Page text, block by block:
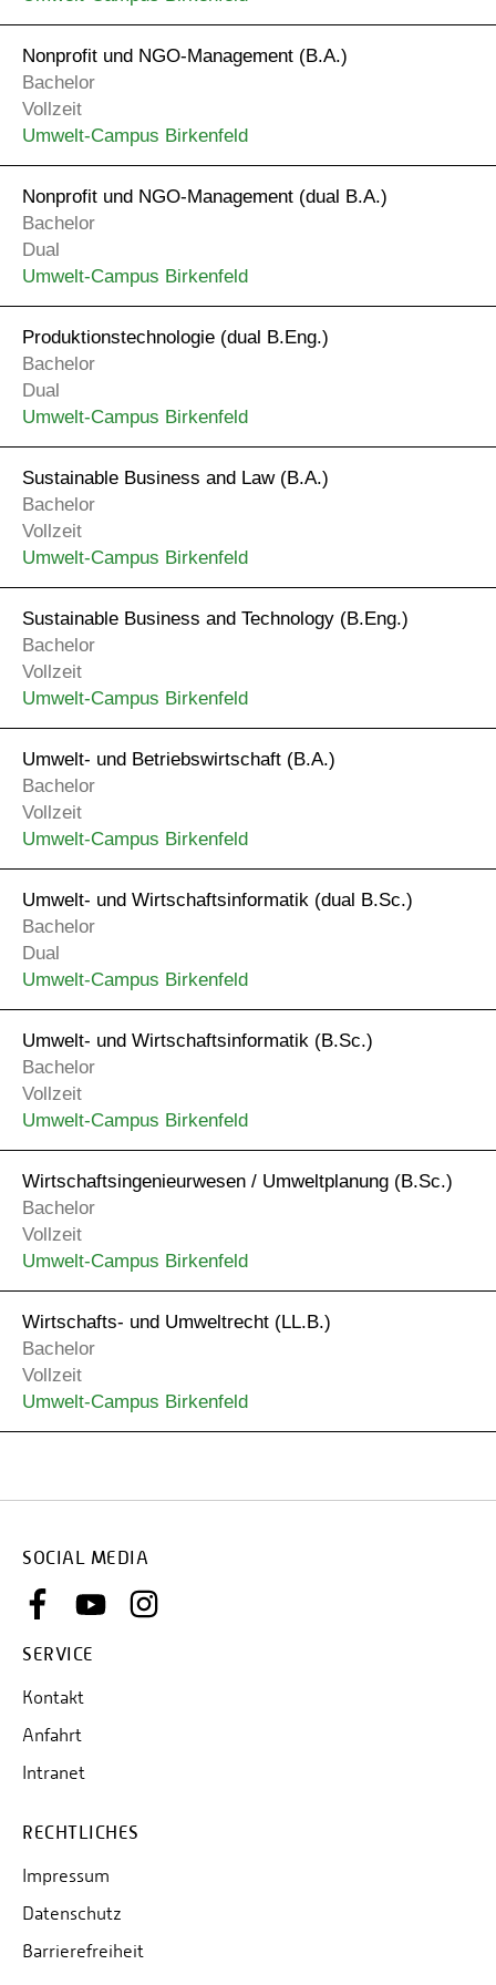
Nonprofit und NGO-Management (B.A.)
Bachelor
Vollzeit
Umwelt-Campus Birkenfeld
Nonprofit und NGO-Management (dual B.A.)
Bachelor
Dual
Umwelt-Campus Birkenfeld
Produktions­technologie (dual B.Eng.)
Bachelor
Dual
Umwelt-Campus Birkenfeld
Sustainable Business and Law (B.A.)
Bachelor
Vollzeit
Umwelt-Campus Birkenfeld
Sustainable Business and Technology (B.Eng.)
Bachelor
Vollzeit
Umwelt-Campus Birkenfeld
Umwelt- und Betriebswirtschaft (B.A.)
Bachelor
Vollzeit
Umwelt-Campus Birkenfeld
Umwelt- und Wirtschafts­­informatik (dual B.Sc.)
Bachelor
Dual
Umwelt-Campus Birkenfeld
Umwelt- und Wirtschafts­informatik (B.Sc.)
Bachelor
Vollzeit
Umwelt-Campus Birkenfeld
Wirtschafts­­ingenieur­­wesen / Umwelt­­planung (B.Sc.)
Bachelor
Vollzeit
Umwelt-Campus Birkenfeld
Wirtschafts- und Umweltrecht (LL.B.)
Bachelor
Vollzeit
Umwelt-Campus Birkenfeld
SOCIAL MEDIA
SERVICE
Kontakt
Anfahrt
Intranet
RECHTLICHES
Impressum
Datenschutz
Barrierefreiheit